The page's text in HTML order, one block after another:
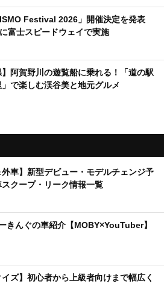
Festival 2026」開催決定を発表
富士スピードウェイで実施
】阿賀野川の遊覧船に乗れる！「道の駅
」で楽しむ渓谷美と地元グルメ
外車】新型デビュー・モデルチェンジ予
クープ・リーク情報一覧
きんぐの車紹介【MOBY×YouTuber】
イズ】初心者から上級者向けまで幅広く